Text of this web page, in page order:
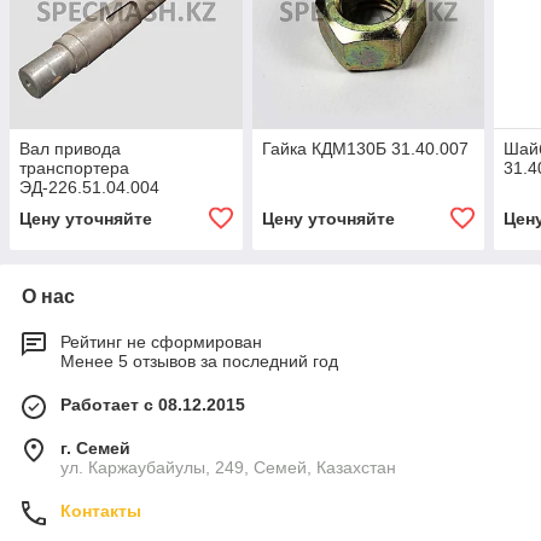
Вал привода
транспортера
ЭД-226.51.04.004
Цену уточняйте
Гайка КДМ130Б 31.40.007
Цену уточняйте
О нас
Рейтинг не сформирован
Менее 5 отзывов за последний год
Работает с 08.12.2015
г. Семей
ул. Каржаубайулы, 249, Семей, Казахстан
Контакты